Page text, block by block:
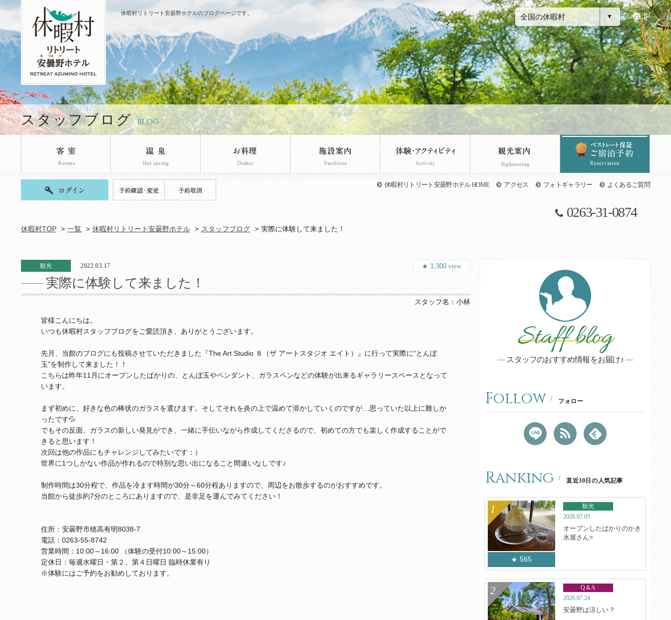
休暇村リトリート安曇野ホテルのブログページです。 全国の休暇村 JP
スタッフブログ BLOG
休暇村リトリート安曇野ホテル HOME アクセス フォトギャラリー よくあるご質問
0263-31-0874
休暇村TOP 一覧 休暇村リトリート安曇野ホテル スタッフブログ 実際に体験して来ました！
観光 2022.03.17
実際に体験して来ました！
1,300 view
スタッフ名： 小林
皆様こんにちは。
いつも休暇村スタッフブログをご愛読頂き、ありがとうございます。
先月、当館のブログにも投稿させていただきました『The Art Studio ８（ザ アートスタジオ エイト）』に行って実際に“とんぼ
玉”を制作して来ました！！
こちらは昨年11月にオープンしたばかりの、とんぼ玉やペンダント、ガラスペンなどの体験が出来るギャラリースペースとなって
います。
まず初めに、好きな色の棒状のガラスを選びます。そしてそれを炎の上で温めて溶かしていくのですが…思っていた以上に難しか
ったです💦
でもその反面、ガラスの新しい発見ができ、一緒に手伝いながら作成してくださるので、初めての方でも楽しく作成することがで
きると思います！
次回は他の作品にもチャレンジしてみたいです：）
世界に1つしかない作品が作れるので特別な思い出になること間違いなしです♪
制作時間は30分程で、作品を冷ます時間が30分～60分程ありますので、周辺をお散歩するのがおすすめです。
当館から徒歩約7分のところにありますので、是非足を運んでみてください！
住所：安曇野市穂高有明8038-7
電話：0263-55-8742
営業時間：10:00～16:00 （体験の受付10:00～15:00）
定休日：毎週水曜日・第２、第４日曜日 臨時休業有り
※体験にはご予約をお勧めしております。
Staff blog
スタッフのおすすめ情報をお届け♪
Follow フォロー
Ranking 直近30日の人気記事
565
観光
2026.07.05
オープンしたばかりのかき
氷屋さん⭐
Q＆A
2026.07.24
安曇野は涼しい？